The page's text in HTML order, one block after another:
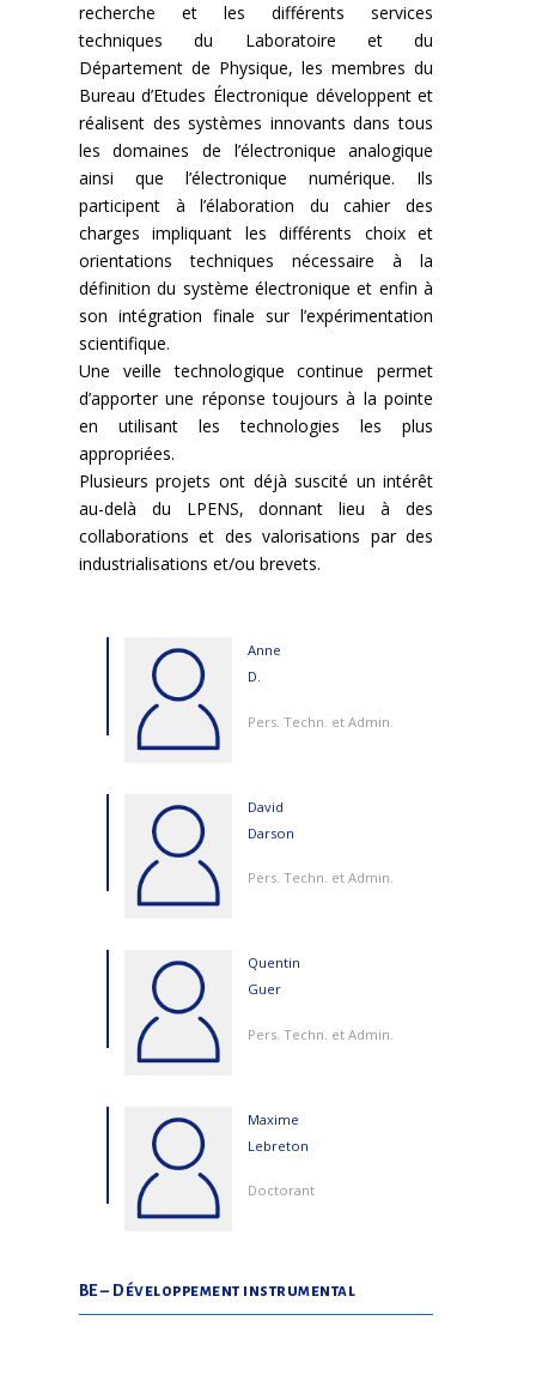
recherche et les différents services
techniques du Laboratoire et du
Département de Physique, les membres du
Bureau d’Etudes Électronique développent et
réalisent des systèmes innovants dans tous
les domaines de l’électronique analogique
ainsi que l’électronique numérique. Ils
participent à l’élaboration du cahier des
charges impliquant les différents choix et
orientations techniques nécessaire à la
définition du système électronique et enfin à
son intégration finale sur l’expérimentation
scientifique.
Une veille technologique continue permet
d’apporter une réponse toujours à la pointe
en utilisant les technologies les plus
appropriées.
Plusieurs projets ont déjà suscité un intérêt
au-delà du LPENS, donnant lieu à des
collaborations et des valorisations par des
industrialisations et/ou brevets.
Anne
D.
Pers. Techn. et Admin.
David
Darson
Pers. Techn. et Admin.
Quentin
Guer
Pers. Techn. et Admin.
Maxime
Lebreton
Doctorant
BE – Développement instrumental